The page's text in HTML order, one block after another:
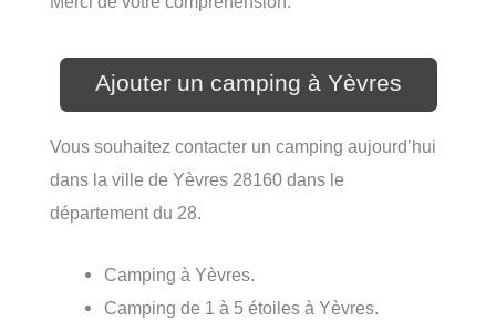
Ajouter un camping à Yèvres
Vous souhaitez contacter un camping aujourd’hui
dans la ville de Yèvres 28160 dans le
département du 28.
Camping à Yèvres.
Camping de 1 à 5 étoiles à Yèvres.